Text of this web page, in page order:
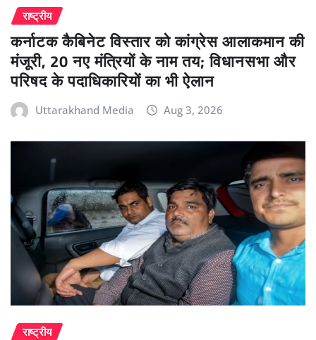
राष्ट्रीय
कर्नाटक कैबिनेट विस्तार को कांग्रेस आलाकमान की
मंजूरी, 20 नए मंत्रियों के नाम तय; विधानसभा और
परिषद के पदाधिकारियों का भी ऐलान
Uttarakhand Media Aug 3, 2026
राष्ट्रीय